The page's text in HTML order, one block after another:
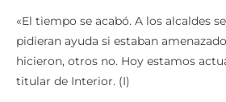
«El tiempo se acabó. A los alcaldes
pidieran ayuda si estaban
hicieron, otros no. Hoy estamos
titular de Interior. (I)